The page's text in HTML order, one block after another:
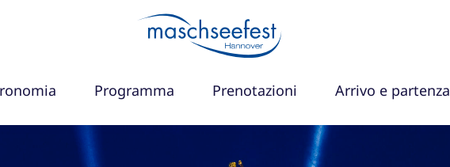
Programma Prenotazioni Arrivo e partenza